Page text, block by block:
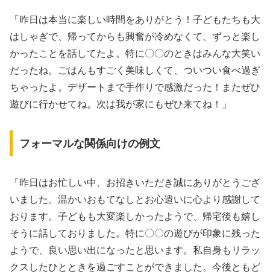
「昨日は本当に楽しい時間をありがとう！子どもたちも大
はしゃぎで、帰ってからも興奮が冷めなくて、ずっと楽し
かったことを話してたよ。特に〇〇のときはみんな大笑い
だったね。ごはんもすごく美味しくて、ついつい食べ過ぎ
ちゃったよ。デザートまで手作りで感激だった！またぜひ
遊びに行かせてね。次は我が家にもぜひ来てね！」
フォーマルな関係向けの例文
「昨日はお忙しい中、お招きいただき誠にありがとうござ
いました。温かいおもてなしとお心遣いに心より感謝して
おります。子どもも大変楽しかったようで、帰宅後も嬉し
そうに話しておりました。特に〇〇の遊びが印象に残った
ようで、良い思い出になったと思います。私自身もリラッ
クスしたひとときを過ごすことができました。今後ともど